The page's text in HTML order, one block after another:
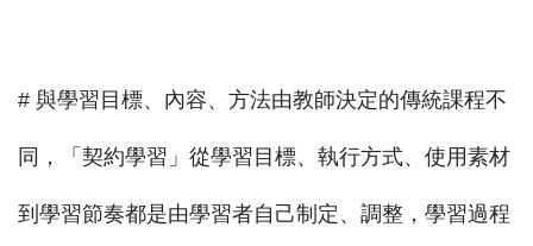
# 與學習目標、內容、方法由教師決定的傳統課程不
同，「契約學習」從學習目標、執行方式、使用素材
到學習節奏都是由學習者自己制定、調整，學習過程